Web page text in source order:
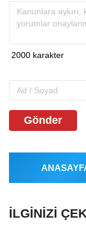
Gönder
İLGINIZI